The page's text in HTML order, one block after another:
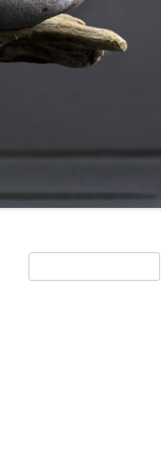
nach: